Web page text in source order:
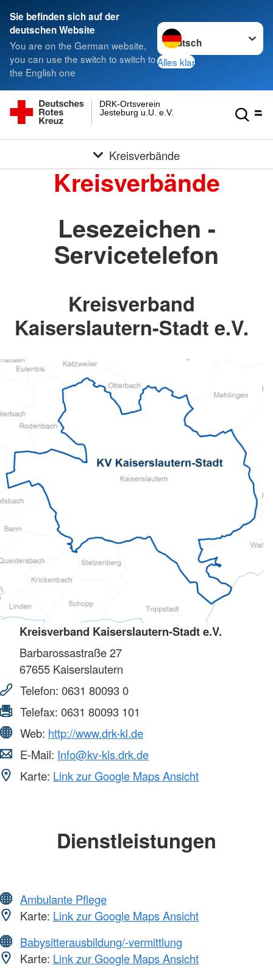
Sie befinden sich auf der
deutschen Website
You are on the German website,
you can use the switch to switch to
the English one
Sprache wechseln zu
Alles klar
Jesteburg u.U. e.V.
DRK-Ortsverein
Kreisverbände
Kreisverbände
Lesezeichen -
Servicetelefon
Kreisverband
Kaiserslautern-Stadt e.V.
Kreisverband Kaiserslautern-Stadt e.V.
Barbarossastraße 27
67655 Kaiserslautern
Telefon: 0631 80093 0
Telefax: 0631 80093 101
Web: http://www.drk-kl.de
E-Mail: Info@kv-kls.drk.de
Karte: Link zur Google Maps Ansicht
Dienstleistungen
Ambulante Pflege
Karte: Link zur Google Maps Ansicht
Babysitterausbildung/-vermittlung
Karte: Link zur Google Maps Ansicht